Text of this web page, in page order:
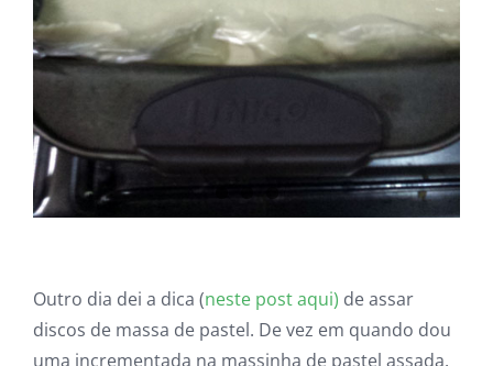
Outro dia dei a dica (neste post aqui) de assar
discos de massa de pastel. De vez em quando dou
uma incrementada na massinha de pastel assada.